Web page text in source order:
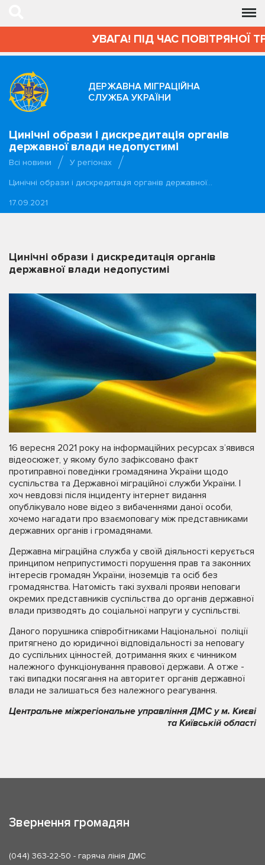
УВАГА! ПІД ЧАС ПОВІТРЯНОЇ
ДЕРЖАВНА МІГРАЦІЙНА
СЛУЖБА УКРАЇНИ
Цинічні образи і дискредитація органів
державної влади недопустимі
Всі новини
У регіонах
Цинічні образи і дискредитація органів державної…
17.09.2021
Цинічні образи і дискредитація органів
державної влади недопустимі
16 вересня 2021 року на інформаційних ресурсах з’явився
відеосюжет, у якому було зафіксовано факт
протиправної поведінки громадянина України щодо
суспільства та Державної міграційної служби України. І
хоч невдовзі після інциденту інтернет видання
опублікувало нове відео з вибаченнями даної особи,
хочемо нагадати про взаємоповагу між представниками
державних органів і громадянами.
Державна міграційна служба у своїй діяльності керується
принципом неприпустимості порушення прав та законних
інтересів громадян України, іноземців та осіб без
громадянства. Натомість такі зухвалі прояви неповаги
окремих представників суспільства до органів державної
влади призводять до соціальної напруги у суспільстві.
Даного порушника співробітниками Національної поліції
притягнено до юридичної відповідальності за неповагу
до суспільних цінностей, дотримання яких є чинником
належного функціонування правової держави. А отже -
такі випадки посягання на авторитет органів державної
влади не залишаться без належного реагування.
Центральне міжрегіональне управління ДМС у м. Києві
та Київській області
Звернення громадян
(044) 363-22-50 - гаряча лінія ДМС